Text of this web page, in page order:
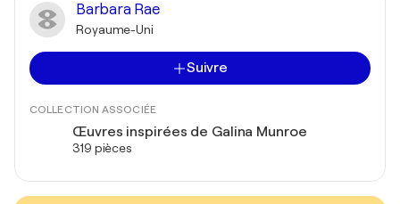
Barbara Rae
Royaume-Uni
Suivre
COLLECTION ASSOCIÉE
Œuvres inspirées de Galina Munroe
319 pièces